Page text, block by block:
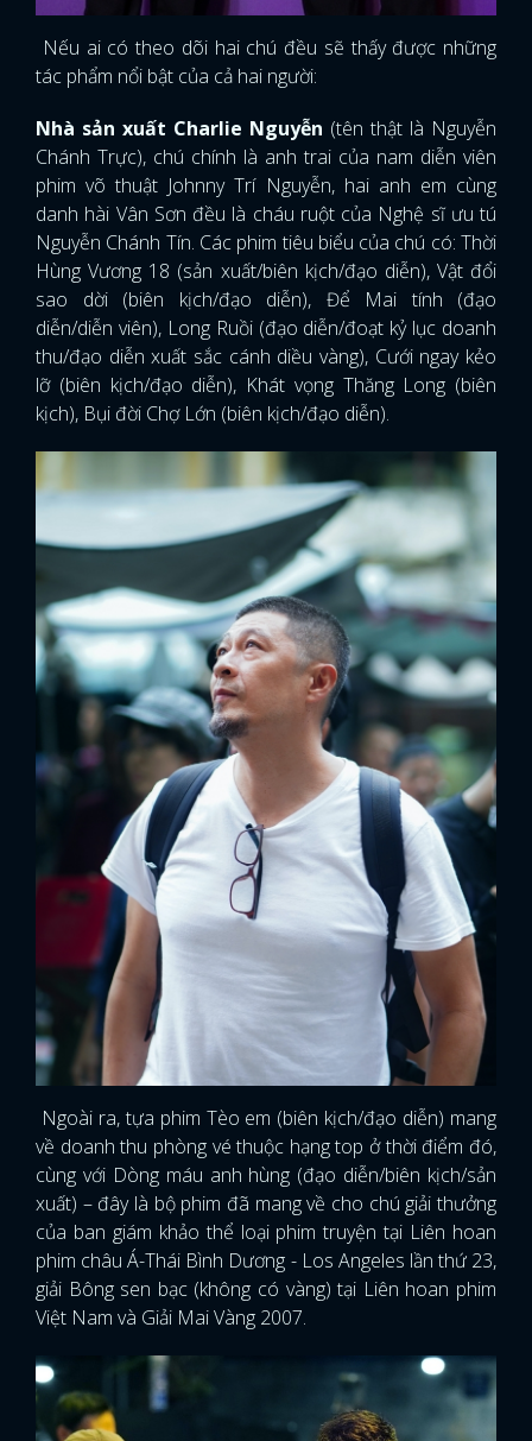
Nếu ai có theo dõi hai chú đều sẽ thấy được những
tác phẩm nổi bật của cả hai người:
Nhà sản xuất Charlie Nguyễn (tên thật là Nguyễn
Chánh Trực), chú chính là anh trai của nam diễn viên
phim võ thuật Johnny Trí Nguyễn, hai anh em cùng
danh hài Vân Sơn đều là cháu ruột của Nghệ sĩ ưu tú
Nguyễn Chánh Tín. Các phim tiêu biểu của chú có: Thời
Hùng Vương 18 (sản xuất/biên kịch/đạo diễn), Vật đổi
sao dời (biên kịch/đạo diễn), Để Mai tính (đạo
diễn/diễn viên), Long Ruồi (đạo diễn/đoạt kỷ lục doanh
thu/đạo diễn xuất sắc cánh diều vàng), Cưới ngay kẻo
lỡ (biên kịch/đạo diễn), Khát vọng Thăng Long (biên
kịch), Bụi đời Chợ Lớn (biên kịch/đạo diễn).
Ngoài ra, tựa phim Tèo em (biên kịch/đạo diễn) mang
về doanh thu phòng vé thuộc hạng top ở thời điểm đó,
cùng với Dòng máu anh hùng (đạo diễn/biên kịch/sản
xuất) – đây là bộ phim đã mang về cho chú giải thưởng
của ban giám khảo thể loại phim truyện tại Liên hoan
phim châu Á-Thái Bình Dương - Los Angeles lần thứ 23,
giải Bông sen bạc (không có vàng) tại Liên hoan phim
Việt Nam và Giải Mai Vàng 2007.